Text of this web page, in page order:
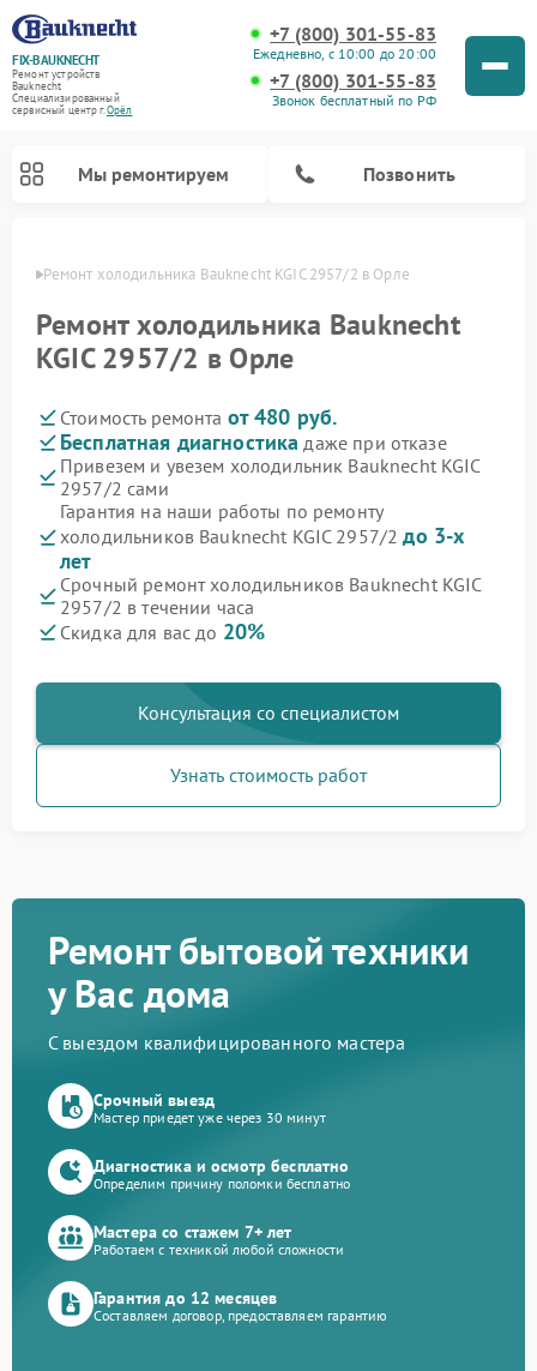
FIX-BAUKNECHT
Ремонт устройств
Bauknecht
Специализированный
cервисный центр г.Орёл
+7 (800) 301-55-83
Ежедневно, с 10:00 до 20:00
+7 (800) 301-55-83
Звонок бесплатный по РФ
Мы ремонтируем Позвонить
Ремонт холодильника Bauknecht KGIC 2957/2 в Орле
Ремонт холодильника Bauknecht
KGIC 2957/2 в Орле
Стоимость ремонта от 480 руб.
Бесплатная диагностика даже при отказе
Привезем и увезем холодильник Bauknecht KGIC
2957/2 сами
Гарантия на наши работы по ремонту
холодильников Bauknecht KGIC 2957/2до 3-х
лет
Срочный ремонт холодильников Bauknecht KGIC
2957/2 в течении часа
Скидка для вас до 20%
Консультация со специалистом
Узнать стоимость работ
Ремонт бытовой техники
у Вас дома
С выездом квалифицированного мастера
Срочный выезд
Мастер приедет уже через 30 минут
Диагностика и осмотр бесплатно
Определим причину поломки бесплатно
Мастера со стажем 7+ лет
Работаем с техникой любой сложности
Гарантия до 12 месяцев
Составляем договор, предоставляем гарантию